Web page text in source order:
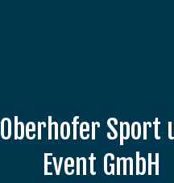
Oberhofer Sport
Event GmbH